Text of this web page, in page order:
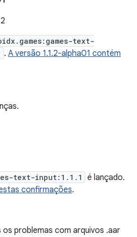
text-
. A versão 1.1.2-alpha01 contém
text-input:1.1.1
é lançado.
confirmações.
problemas com arquivos .aar